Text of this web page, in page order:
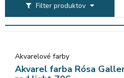
Filter produktov
Akvarelové farby
Akvarel farba Rósa